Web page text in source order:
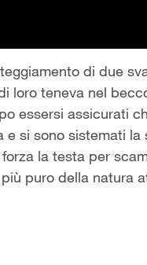
di due
loro teneva nel
essersi assicurati
si sono sistemati
la testa per
puro della natura